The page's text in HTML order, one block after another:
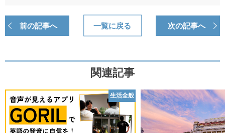
前の記事へ 次の記事へ
一覧に戻る
関連記事
生活全般